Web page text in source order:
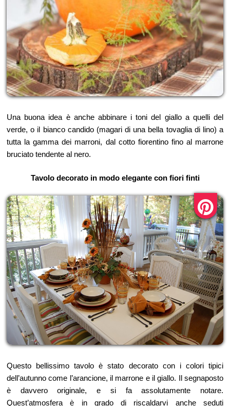
Una buona idea è anche abbinare i toni del giallo a quelli del
verde, o il bianco candido (magari di una bella tovaglia di lino) a
tutta la gamma dei marroni, dal cotto fiorentino fino al marrone
bruciato tendente al nero.
Tavolo decorato in modo elegante con fiori finti
Questo bellissimo tavolo è stato decorato con i colori tipici
dell’autunno come l’arancione, il marrone e il giallo. Il segnaposto
è davvero originale, e si fa assolutamente notare.
Quest’atmosfera è in grado di riscaldarvi anche seduti